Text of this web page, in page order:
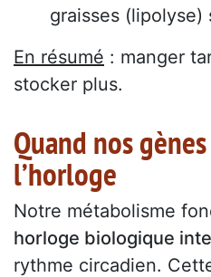
graisses (lipolyse)
En résumé : manger
stocker plus.
Quand nos
l’horloge
Notre métabolisme
horloge biologique
rythme circadien.